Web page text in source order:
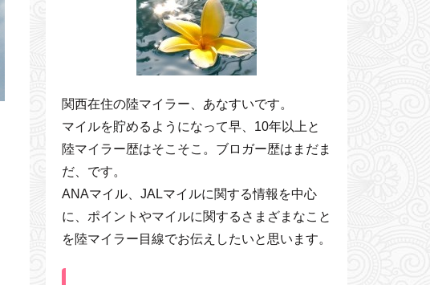
関西在住の陸マイラー、あなすいです。
マイルを貯めるようになって早、10年以上と
陸マイラー歴はそこそこ。ブロガー歴はまだま
だ、です。
ANAマイル、JALマイルに関する情報を中心
に、ポイントやマイルに関するさまざまなこと
を陸マイラー目線でお伝えしたいと思います。